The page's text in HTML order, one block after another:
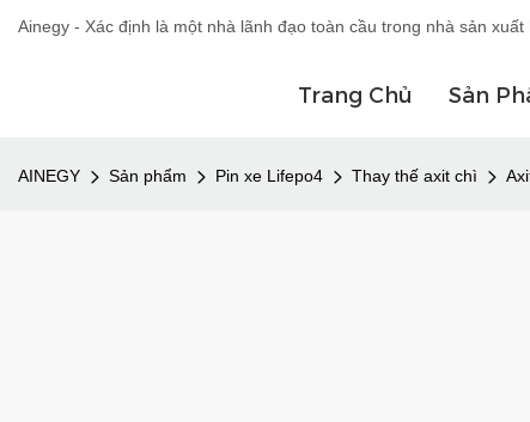
Ainegy - Xác định là một nhà lãnh đạo toàn cầu trong nhà sản
Trang Chủ Sản
AINEGY Sản phẩm Pin xe Lifepo4 Thay thế axit chì